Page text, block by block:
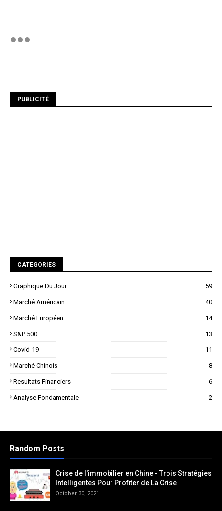
PUBLICITÉ
CATEGORIES
Graphique Du Jour 59
Marché Américain 40
Marché Européen 14
S&P 500 13
Covid-19 11
Marché Chinois 8
Resultats Financiers 6
Analyse Fondamentale 2
Random Posts
Crise de l'immobilier en Chine - Trois Stratégies
Intelligentes Pour Profiter de La Crise
October 30, 2021